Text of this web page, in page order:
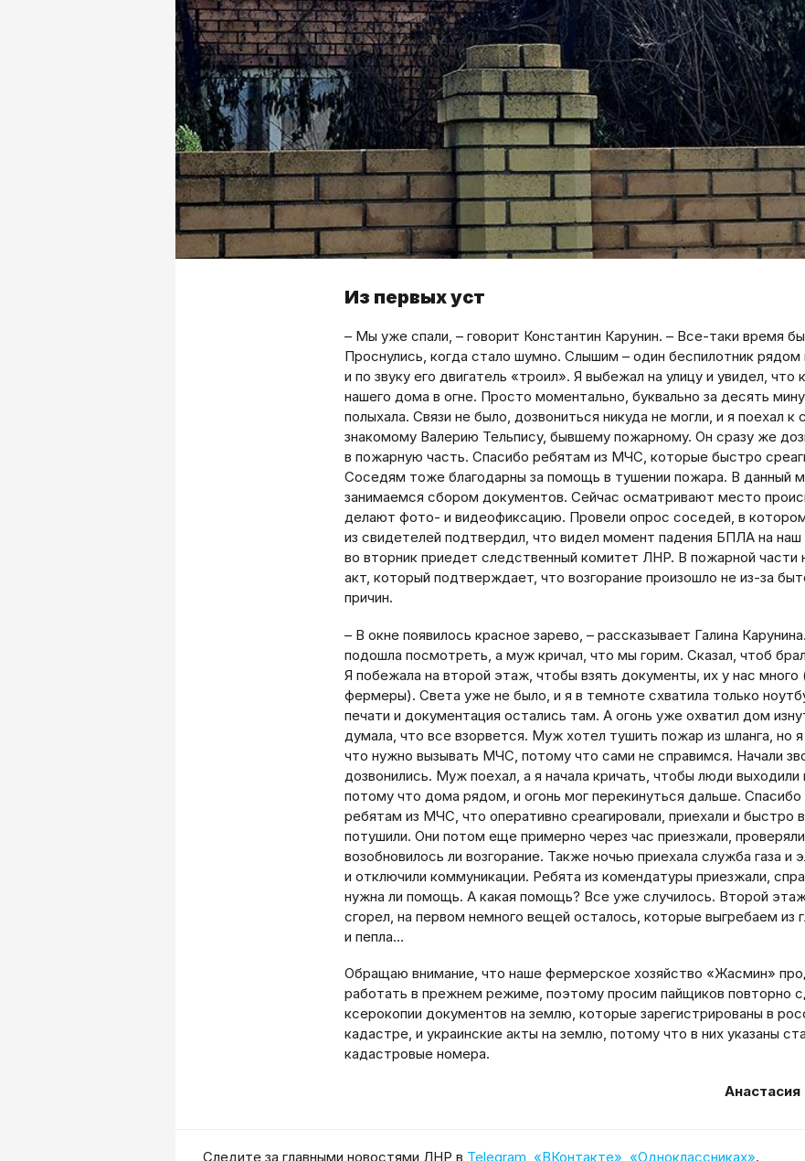
Из первых уст
– Мы уже спали, – говорит Константин Карунин. – Все-таки время
Проснулись, когда стало шумно. Слышим – один беспилотник рядом
и по звуку его двигатель «троил». Я выбежал на улицу и увидел, что
нашего дома в огне. Просто моментально, буквально за десять
полыхала. Связи не было, дозвониться никуда не могли, и я поехал к
знакомому Валерию Тельпису, бывшему пожарному. Он сразу же
в пожарную часть. Спасибо ребятам из МЧС, которые быстро
Соседям тоже благодарны за помощь в тушении пожара. В данный
занимаемся сбором документов. Сейчас осматривают место
делают фото- и видеофиксацию. Провели опрос соседей, в
из свидетелей подтвердил, что видел момент падения БПЛА на
во вторник приедет следственный комитет ЛНР. В пожарной части
акт, который подтверждает, что возгорание произошло не из-за
причин.
– В окне появилось красное зарево, – рассказывает Галина
подошла посмотреть, а муж кричал, что мы горим. Сказал, чтоб
Я побежала на второй этаж, чтобы взять документы, их у нас много
фермеры). Света уже не было, и я в темноте схватила только
печати и документация остались там. А огонь уже охватил дом
думала, что все взорвется. Муж хотел тушить пожар из шланга, но я
что нужно вызывать МЧС, потому что сами не справимся. Начали
дозвонились. Муж поехал, а я начала кричать, чтобы люди выходили
потому что дома рядом, и огонь мог перекинуться дальше.
ребятам из МЧС, что оперативно среагировали, приехали и быстро
потушили. Они потом еще примерно через час приезжали,
возобновилось ли возгорание. Также ночью приехала служба газа и
и отключили коммуникации. Ребята из комендатуры приезжали,
нужна ли помощь. А какая помощь? Все уже случилось. Второй
сгорел, на первом немного вещей осталось, которые выгребаем из
и пепла…
Обращаю внимание, что наше фермерское хозяйство «Жасмин»
работать в прежнем режиме, поэтому просим пайщиков повторно
ксерокопии документов на землю, которые зарегистрированы в
кадастре, и украинские акты на землю, потому что в них указаны
кадастровые номера.
Cледите за главными новостями ЛНР в Telegram «ВКонтакте» «Одноклассниках».